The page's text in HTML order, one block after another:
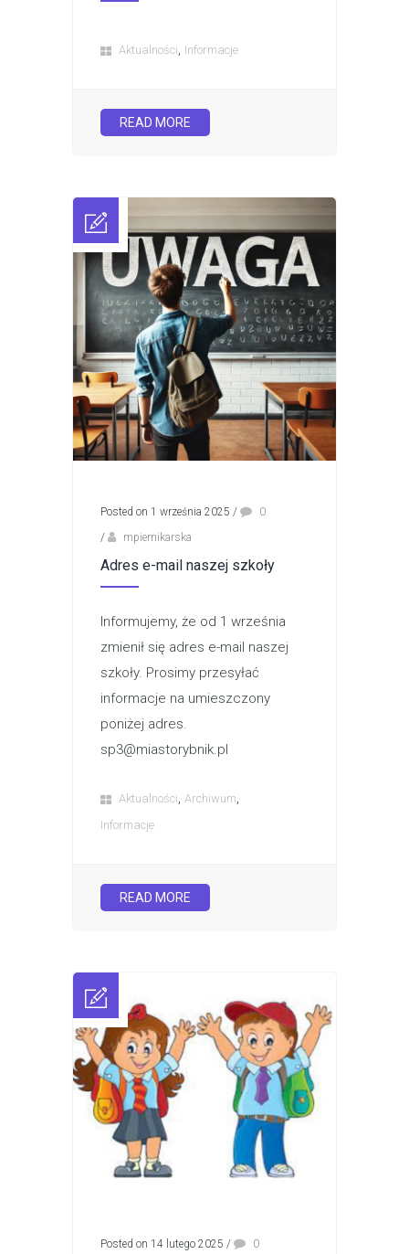
Aktualności Informacje
READ MORE
Posted on 1 września 2025 /
0
/
mpiernikarska
Adres e-mail naszej szkoły
Informujemy, że od 1 września
zmienił się adres e-mail naszej
szkoły. Prosimy przesyłać
informacje na umieszczony
poniżej adres.
sp3@miastorybnik.pl
Aktualności Archiwum
Informacje
READ MORE
Posted on 14 lutego 2025 /
0